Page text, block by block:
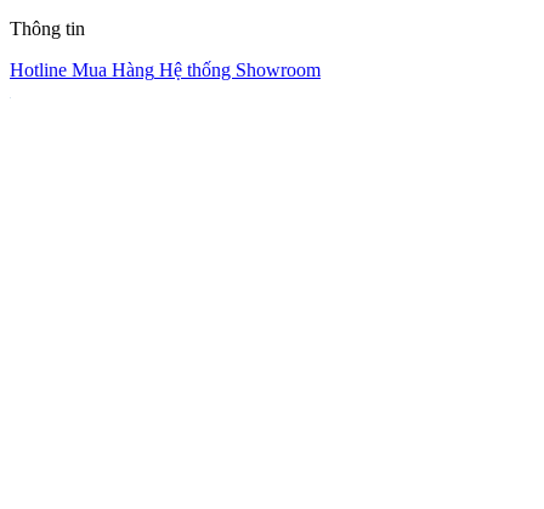
Thông tin
Hotline Mua Hàng Hệ thống Showroom